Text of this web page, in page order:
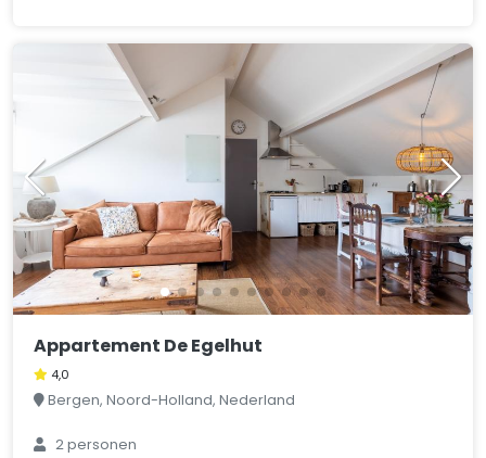
Appartement De Egelhut
4,0
Bergen, Noord-Holland, Nederland
2 personen